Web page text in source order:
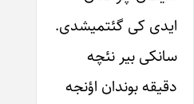
ایدی‌ کی‌ گئتمیشدی.
‌سانکی‌ بیر نئچه‌
دقیقه‌ بوندان‌ اؤنجه‌